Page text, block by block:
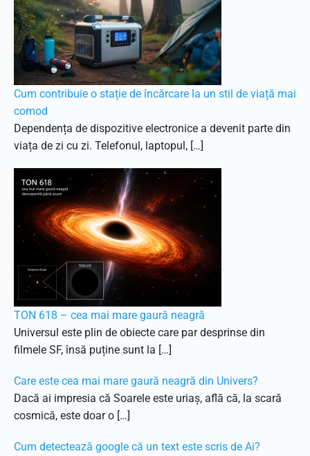
Cum contribuie o stație de încărcare la un stil de viață mai
comod
Dependența de dispozitive electronice a devenit parte din
viața de zi cu zi. Telefonul, laptopul, […]
TON 618 – cea mai mare gaură neagră
Universul este plin de obiecte care par desprinse din
filmele SF, însă puține sunt la […]
Care este cea mai mare gaură neagră din Univers?
Dacă ai impresia că Soarele este uriaș, află că, la scară
cosmică, este doar o […]
Cum detectează google că un text este scris de Ai?